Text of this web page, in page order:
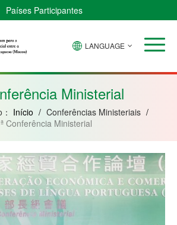
Países Participantes
Bissau
Guiné
Moçambique
LANGUAGE
Ministerial
Início / Conferências Ministeriais /
Conferência Ministerial